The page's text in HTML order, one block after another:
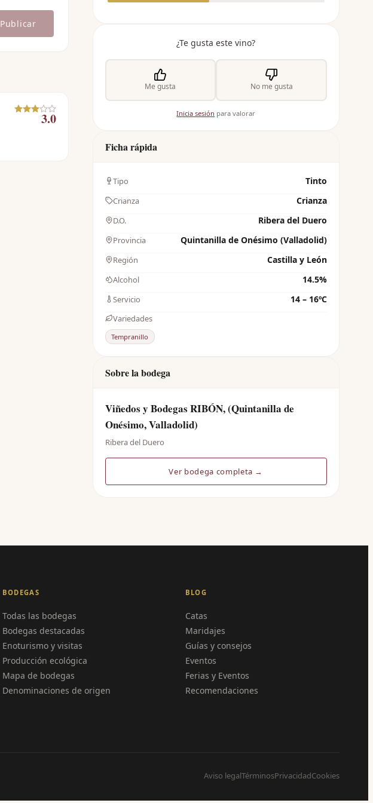
Publicar
3.0
¿Te gusta este vino?
Me gusta No me gusta
Inicia sesión para valorar
Ficha rápida
Tipo Tinto
Crianza Crianza
D.O. Ribera del Duero
Provincia Quintanilla de Onésimo (Valladolid)
Región Castilla y León
Alcohol 14.5%
Servicio 14 – 16ºC
Variedades
Tempranillo
Sobre la bodega
Viñedos y Bodegas RIBÓN, (Quintanilla de
Onésimo, Valladolid)
Ribera del Duero
Ver bodega completa →
BODEGAS
Todas las bodegas
Bodegas destacadas
Enoturismo y visitas
Producción ecológica
Mapa de bodegas
Denominaciones de origen
BLOG
Catas
Maridajes
Guías y consejos
Eventos
Ferias y Eventos
Recomendaciones
Aviso legalTérminosPrivacidadCookies